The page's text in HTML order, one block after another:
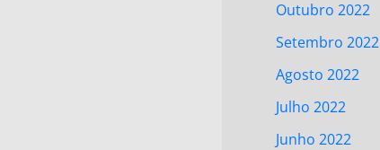
Outubro 2022
Setembro 2022
Agosto 2022
Julho 2022
Junho 2022